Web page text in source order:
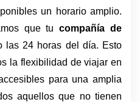
un horario amplio.
que tu compañía de
las 24 horas del día. Esto
la flexibilidad de viajar en
para una amplia
aquellos que no tienen